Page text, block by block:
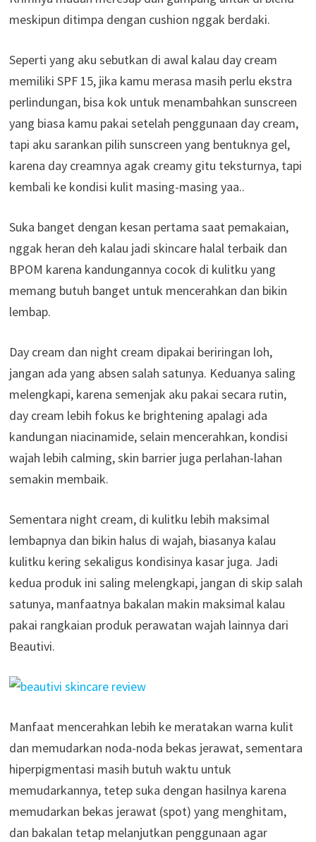
meskipun ditimpa dengan cushion nggak berdaki.
Seperti yang aku sebutkan di awal kalau day cream
memiliki SPF 15, jika kamu merasa masih perlu ekstra
perlindungan, bisa kok untuk menambahkan sunscreen
yang biasa kamu pakai setelah penggunaan day cream,
tapi aku sarankan pilih sunscreen yang bentuknya gel,
karena day creamnya agak creamy gitu teksturnya, tapi
kembali ke kondisi kulit masing-masing yaa..
Suka banget dengan kesan pertama saat pemakaian,
nggak heran deh kalau jadi skincare halal terbaik dan
BPOM karena kandungannya cocok di kulitku yang
memang butuh banget untuk mencerahkan dan bikin
lembap.
Day cream dan night cream dipakai beriringan loh,
jangan ada yang absen salah satunya. Keduanya saling
melengkapi, karena semenjak aku pakai secara rutin,
day cream lebih fokus ke brightening apalagi ada
kandungan niacinamide, selain mencerahkan, kondisi
wajah lebih calming, skin barrier juga perlahan-lahan
semakin membaik.
Sementara night cream, di kulitku lebih maksimal
lembapnya dan bikin halus di wajah, biasanya kalau
kulitku kering sekaligus kondisinya kasar juga. Jadi
kedua produk ini saling melengkapi, jangan di skip salah
satunya, manfaatnya bakalan makin maksimal kalau
pakai rangkaian produk perawatan wajah lainnya dari
Beautivi.
Manfaat mencerahkan lebih ke meratakan warna kulit
dan memudarkan noda-noda bekas jerawat, sementara
hiperpigmentasi masih butuh waktu untuk
memudarkannya, tetep suka dengan hasilnya karena
memudarkan bekas jerawat (spot) yang menghitam,
dan bakalan tetap melanjutkan penggunaan agar